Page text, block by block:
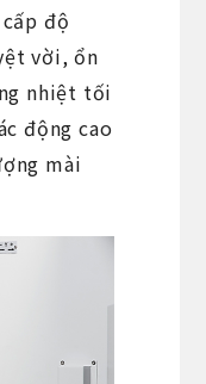
độ
vời, ổn
nhiệt tối
động cao
mài